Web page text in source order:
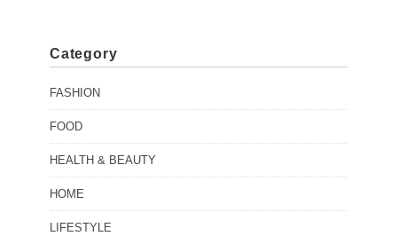
Category
FASHION
FOOD
HEALTH & BEAUTY
HOME
LIFESTYLE